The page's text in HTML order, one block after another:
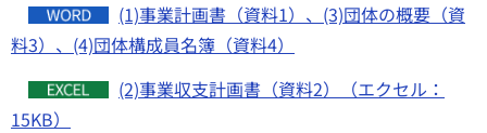
(1)事業計画書（資料1）、(3)団体の概要（資
料3）、(4)団体構成員名簿（資料4）
(2)事業収支計画書（資料2）（エクセル：
15KB）